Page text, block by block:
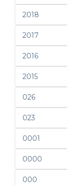
2018
2017
2016
2015
026
023
0001
0000
000